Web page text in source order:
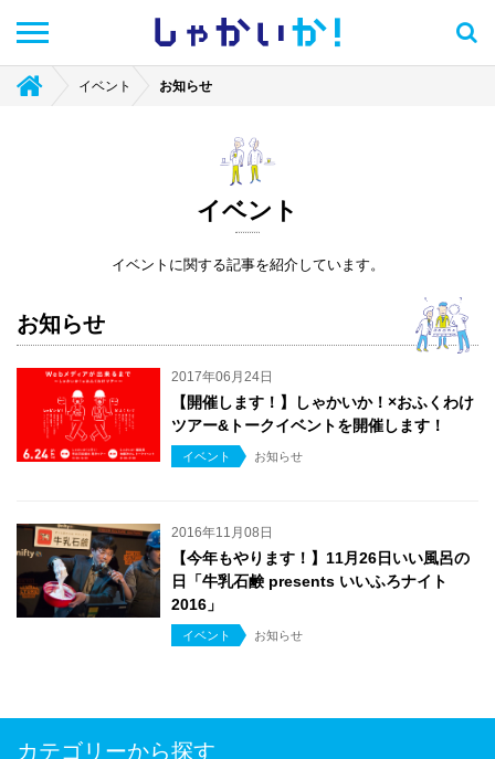
しゃかい か！
イベント お知らせ
イベント
イベントに関する記事を紹介しています。
お知らせ
2017年06月24日
【開催します！】しゃかいか！×おふくわけ
ツアー&トークイベントを開催します！
イベント お知らせ
2016年11月08日
【今年もやります！】11月26日いい風呂の
日「牛乳石鹸 presents いいふろナイト
2016」
イベント お知らせ
カテゴリーから探す